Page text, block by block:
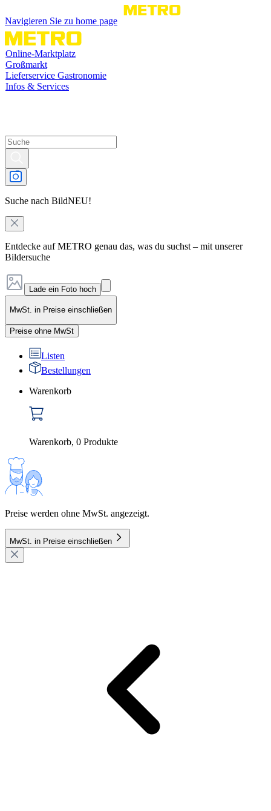
Navigieren Sie zu home page
Online-Marktplatz
Großmarkt
Lieferservice Gastronomie
Infos & Services
Suche nach BildNEU!
Entdecke auf METRO genau das, was du suchst – mit unserer
Bildersuche
Lade ein Foto hoch
MwSt. in Preise einschließen
Preise ohne MwSt
Listen
Bestellungen
Warenkorb
Warenkorb, 0 Produkte
Preise werden ohne MwSt. angezeigt.
MwSt. in Preise einschließen